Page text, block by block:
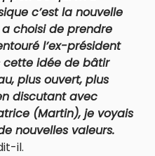
c’est la nouvelle
choisi de prendre
l’ex-président
cette idée de bâtir
plus ouvert, plus
discutant avec
(Martin), je voyais
nouvelles valeurs.
il.